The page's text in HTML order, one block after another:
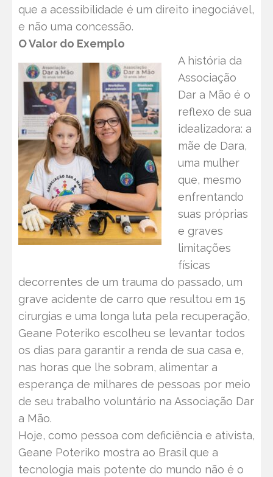
que a acessibilidade é um direito inegociável,
e não uma concessão.
O Valor do Exemplo
A história da
Associação
Dar a Mão é o
reflexo de sua
idealizadora: a
mãe de Dara,
uma mulher
que, mesmo
enfrentando
suas próprias
e graves
limitações
físicas
decorrentes de um trauma do passado, um
grave acidente de carro que resultou em 15
cirurgias e uma longa luta pela recuperação,
Geane Poteriko escolheu se levantar todos
os dias para garantir a renda de sua casa e,
nas horas que lhe sobram, alimentar a
esperança de milhares de pessoas por meio
de seu trabalho voluntário na Associação Dar
a Mão.
Hoje, como pessoa com deficiência e ativista,
Geane Poteriko mostra ao Brasil que a
tecnologia mais potente do mundo não é o